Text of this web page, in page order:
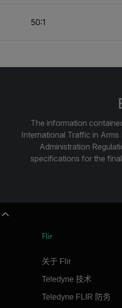
50:1
The information
International Traffic in
Administration
specifications for the
Flir
关于 Flir
Teledyne 技术
Teledyne FLIR 防务